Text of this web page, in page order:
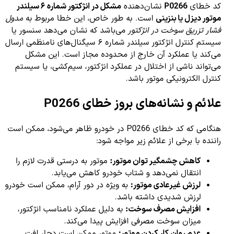
کد خطای P0266 نشان‌دهنده
مشکل در انژکتور شماره ۶ سیلندر
موتور دیزل یا بنزینی است. به طور خاص، این خطا مربوط به مدول
فشار تزریق سوخت در انژکتور می‌باشد که نشان می‌دهد سنسور یا
سیستم کنترل انژکتور سیلندر شماره ۶ سیگنال‌های نامنظمی ارسال
می‌کند یا عملکرد آن خارج از محدوده مجاز است. این مشکل
می‌تواند ناشی از اختلال در عملکرد انژکتور، سیم‌کشی، یا سیستم
کنترل الکترونیکی موتور باشد.
علائم و نشانه‌های بروز خطای P0266
هنگامی که کد خطای P0266 در خودرو ظاهر می‌شود، ممکن است
راننده با برخی از علائم زیر مواجه شود:
کاهش چشمگیر توان موتور: موتور به درستی قدرت لازم را
انتقال نمی‌دهد و شتاب خودرو کاهش می‌یابد.
لرزش غیرعادی موتور: به ویژه در دور آرام، ممکن است خودرو
لرزش شدیدی داشته باشد.
افزایش مصرف سوخت: به دلیل عملکرد نامناسب انژکتور،
میزان سوخت مصرفی افزایش پیدا می‌کند.